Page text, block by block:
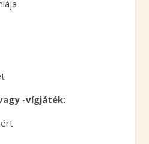
-vígjáték: